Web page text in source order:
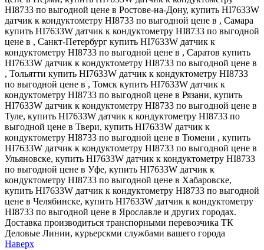
HI8733 по выгодной цене в Ростове-на-Дону, купить HI7633W
датчик к кондуктометру HI8733 по выгодной цене в , Самара
купить HI7633W датчик к кондуктометру HI8733 по выгодной
цене в , Санкт-Петербург купить HI7633W датчик к
кондуктометру HI8733 по выгодной цене в , Саратов купить
HI7633W датчик к кондуктометру HI8733 по выгодной цене в
, Тольятти купить HI7633W датчик к кондуктометру HI8733
по выгодной цене в , Томск купить HI7633W датчик к
кондуктометру HI8733 по выгодной цене в Рязани, купить
HI7633W датчик к кондуктометру HI8733 по выгодной цене в
Туле, купить HI7633W датчик к кондуктометру HI8733 по
выгодной цене в Твери, купить HI7633W датчик к
кондуктометру HI8733 по выгодной цене в Тюмени , купить
HI7633W датчик к кондуктометру HI8733 по выгодной цене в
Ульяновске, купить HI7633W датчик к кондуктометру HI8733
по выгодной цене в Уфе, купить HI7633W датчик к
кондуктометру HI8733 по выгодной цене в Хабаровске,
купить HI7633W датчик к кондуктометру HI8733 по выгодной
цене в Челябинске, купить HI7633W датчик к кондуктометру
HI8733 по выгодной цене в Ярославле и других городах.
Доставка производиться транспорными перевозчика ТК
Деловые Линии, курьерскми службами вашего города
Наверх